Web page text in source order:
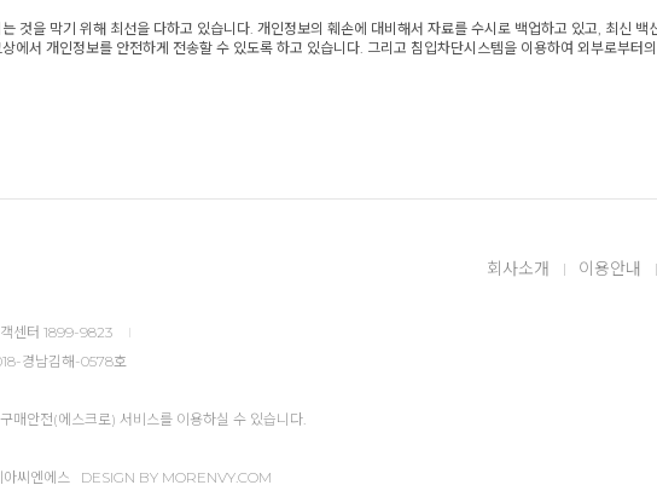
것을 막기 위해 최선을 다하고 있습니다. 개인정보의 훼손에 대비해서 자료를 수시로 백업하고 있고, 최신
에서 개인정보를 안전하게 전송할 수 있도록 하고 있습니다. 그리고 침입차단시스템을 이용하여 외부로부터
센터 1899-9823
I
경남김해-0578호
매안전(에스크로) 서비스를 이용하실 수 있습니다.
씨엔에스 DESIGN BY MORENVY.COM
회사소개 이용안내